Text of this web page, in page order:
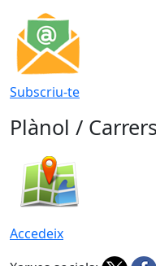
Subscriu-te
Plànol / Carrers
Accedeix